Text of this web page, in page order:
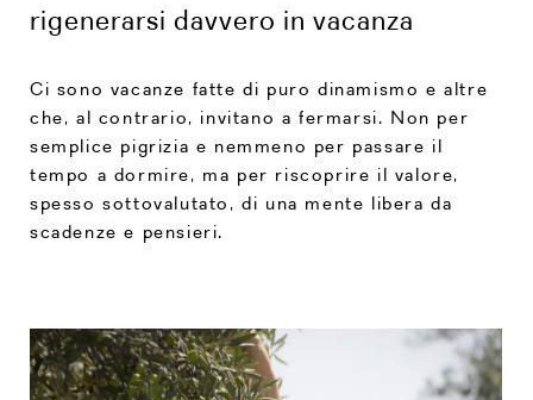
rigenerarsi davvero in vacanza
Ci sono vacanze fatte di puro dinamismo e altre
che, al contrario, invitano a fermarsi. Non per
semplice pigrizia e nemmeno per passare il
tempo a dormire, ma per riscoprire il valore,
spesso sottovalutato, di una mente libera da
scadenze e pensieri.